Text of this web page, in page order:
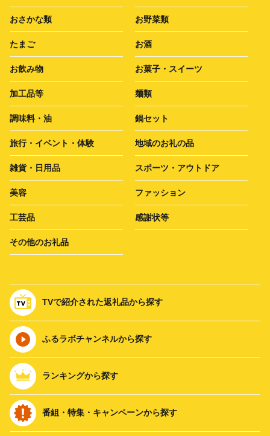
おさかな類 お野菜類
たまご お酒
お飲み物 お菓子・スイーツ
加工品等 麺類
調味料・油 鍋セット
旅行・イベント・体験 地域のお礼の品
雑貨・日用品 スポーツ・アウトドア
美容 ファッション
工芸品 感謝状等
その他のお礼品
TVで紹介された返礼品から探す
ふるラボチャンネルから探す
ランキングから探す
番組・特集・キャンペーンから探す